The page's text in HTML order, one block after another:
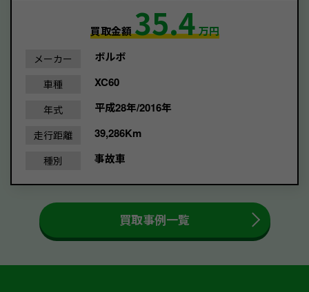
買取金額35.4万円
メーカー ボルボ
車種 XC60
年式 平成28年/2016年
走行距離 39,286Km
種別 事故車
買取事例一覧